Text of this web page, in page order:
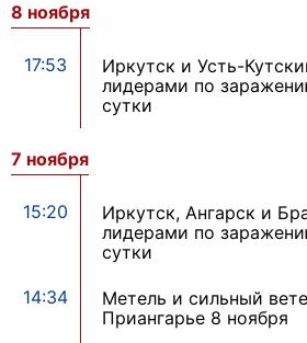
8 ноября
17:53
Иркутск и Усть-
лидерами по
сутки
7 ноября
15:20
Иркутск, Ангарск и
лидерами по
сутки
14:34
Метель и сильный
Приангарье 8 ноября